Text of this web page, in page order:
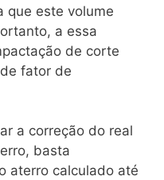
que este volume
a essa
de corte
fator de
a correção do real
basta
aterro calculado até